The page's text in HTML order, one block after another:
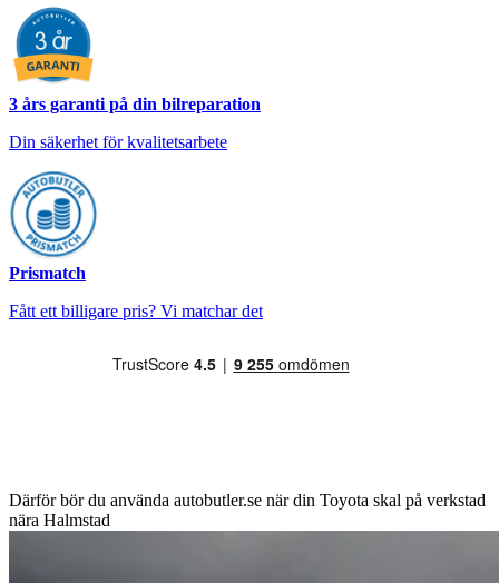
3 års garanti på din bilreparation
Din säkerhet för kvalitetsarbete
Prismatch
Fått ett billigare pris? Vi matchar det
Därför bör du använda autobutler.se när din Toyota skal på verkstad
nära Halmstad